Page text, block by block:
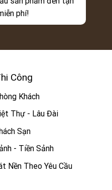
phí!
Công
Khách
Thự - Lâu Đài
Sạn
- Tiền Sảnh
Nền Theo Yêu Cầu